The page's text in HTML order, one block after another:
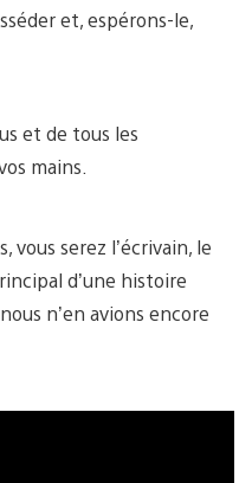
et, espérons-le,
et de tous les
mains.
vous serez l’écrivain, le
d’une histoire
n’en avions encore